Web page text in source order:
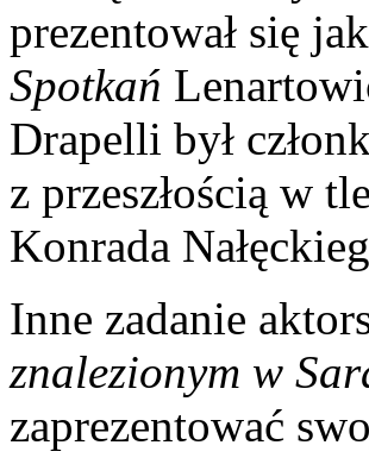
prezentował się
Spotkań
Drapelli był
z przeszłością w
Konrada
Inne zadanie
znalezionym w
zaprezentować